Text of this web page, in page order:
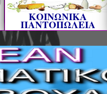
ΚΟΙΝΩΝΙΚΑ
ΠΑΝΤΟΠΩΛΕΙΑ